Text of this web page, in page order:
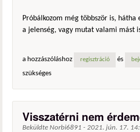
Próbálkozom még többször is, hátha
a jelenség, vagy mutat valami mást
a hozzászóláshoz regisztráció és
szükséges
Visszatérni nem
Beküldte Norbi6891 - 2021. jún. 17.